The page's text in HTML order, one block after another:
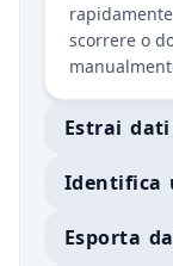
scorrere o
Estrai
Identifica
Esporta